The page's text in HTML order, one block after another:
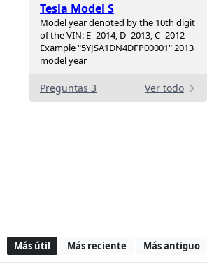
Tesla Model S
Model year denoted by the 10th digit
of the VIN: E=2014, D=2013, C=2012
Example "5YJSA1DN4DFP00001" 2013
model year
Preguntas 3 Ver todo
Más útil Más reciente Más antiguo